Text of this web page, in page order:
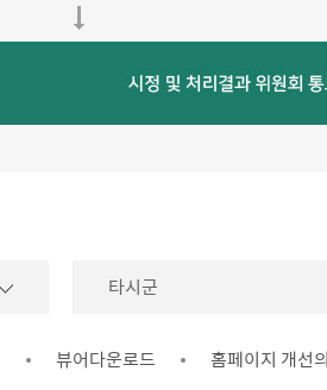
타시군
뷰어다운로드 홈페이지 개선